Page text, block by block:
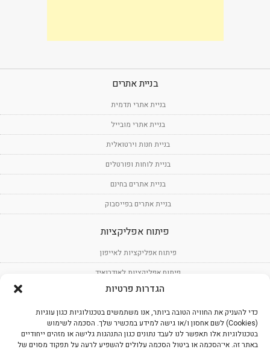
הגדרות פרטיות
כדי להעניק את החוויה הטובה ביותר, אנו משתמשים בטכנולוגיות כגון עוגיות
(Cookies) לשם אחסון ו/או גישה למידע במכשיר שלך. הסכמה לשימוש
בטכנולוגיות אלו תאפשר לנו לעבד נתונים כגון התנהגות גלישה או מזהים ייחודיים
באתר זה. אי־הסכמה או ביטול הסכמה עלולים להשפיע לרעה על תפקוד מסוים של
בניית אתרים
בניית אתרי תדמית
בניית אתרי מובייל
בניית חנות וירטואלית
בניית לוחות ופורטלים
בניית אתרים בחינם
בניית אתרים בפייסבוק
פיתוח אפליקציות
פיתוח אפליקציות לאייפון
פיתוח אפליקציות לאנדרואיד
פיתוח תוכנה
עיצוב אפליקציות
שירותים נוספים